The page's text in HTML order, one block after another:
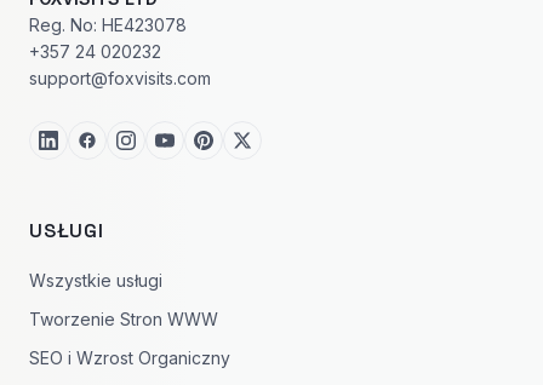
Reg. No: HE423078
+357 24 020232
support@foxvisits.com
USŁUGI
Wszystkie usługi
Tworzenie Stron WWW
SEO i Wzrost Organiczny